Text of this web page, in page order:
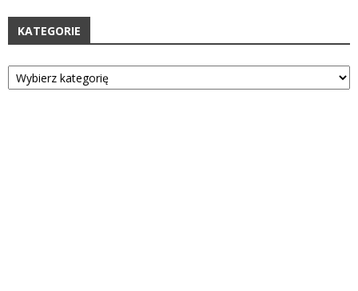
KATEGORIE
Kategorie